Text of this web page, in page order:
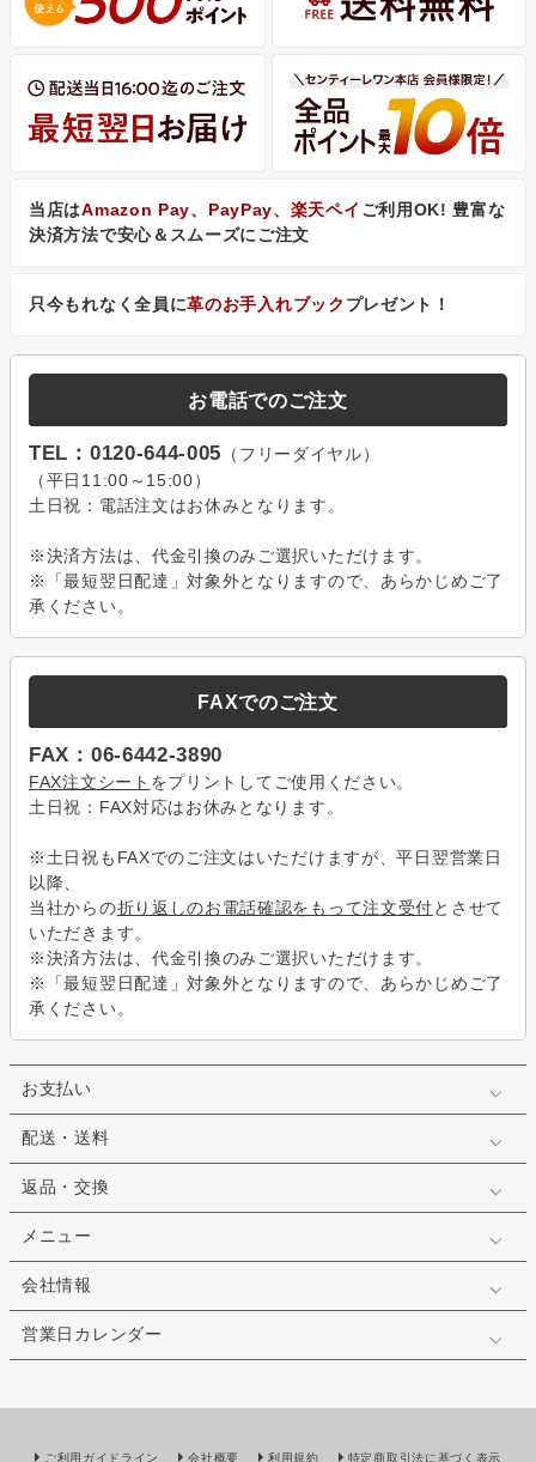
当店はAmazon Pay、PayPay、楽天ペイ ご利用OK! 豊富な
決済方法で安心＆スムーズにご注文
只今もれなく全員に革のお手入れブック プレゼント！
お電話でのご注文
TEL：0120-644-005 （フリーダイヤル）
（平日11:00～15:00）
土日祝：電話注文はお休みとなります。
※決済方法は、代金引換のみご選択いただけます。
※「最短翌日配達」対象外となりますので、あらかじめご了
承ください。
FAXでのご注文
FAX：06-6442-3890
FAX注文シート をプリントしてご使用ください。
土日祝：FAX対応はお休みとなります。
※土日祝もFAXでのご注文はいただけますが、平日翌営業日
以降、
当社からの折り返しのお電話確認をもって注文受付とさせて
いただきます。
※決済方法は、代金引換のみご選択いただけます。
※「最短翌日配達」対象外となりますので、あらかじめご了
承ください。
お支払い
配送・送料
返品・交換
メニュー
会社情報
営業日カレンダー
ご利用ガイドライン 会社概要 利用規約 特定商取引法に基づく表示